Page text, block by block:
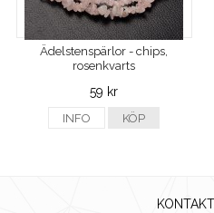
Ädelstenspärlor - chips,
rosenkvarts
59 kr
INFO KÖP